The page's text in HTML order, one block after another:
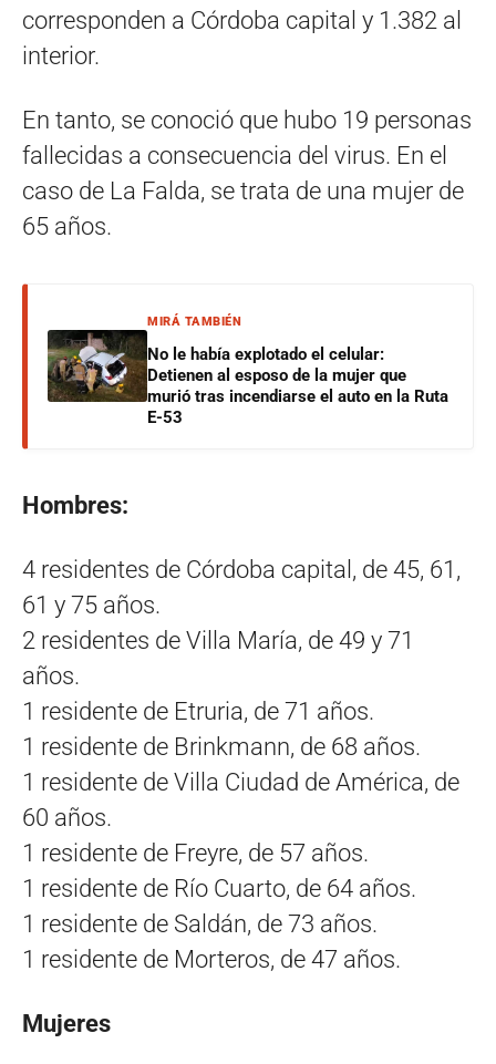
corresponden a Córdoba capital y 1.382 al
interior.
En tanto, se conoció que hubo 19 personas
fallecidas a consecuencia del virus. En el
caso de La Falda, se trata de una mujer de
65 años.
MIRÁ TAMBIÉN
No le había explotado el celular:
Detienen al esposo de la mujer que
murió tras incendiarse el auto en la Ruta
E-53
Hombres:
4 residentes de Córdoba capital, de 45, 61,
61 y 75 años.
2 residentes de Villa María, de 49 y 71
años.
1 residente de Etruria, de 71 años.
1 residente de Brinkmann, de 68 años.
1 residente de Villa Ciudad de América, de
60 años.
1 residente de Freyre, de 57 años.
1 residente de Río Cuarto, de 64 años.
1 residente de Saldán, de 73 años.
1 residente de Morteros, de 47 años.
Mujeres